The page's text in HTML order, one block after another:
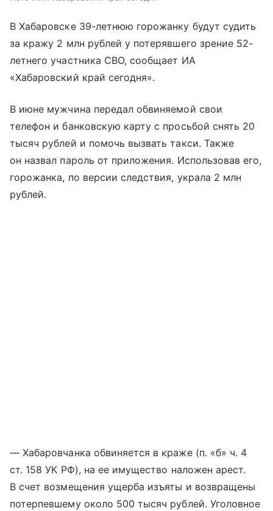
В Хабаровске 39-летнюю горожанку будут судить
за кражу 2 млн рублей у потерявшего зрение 52-
летнего участника СВО, сообщает ИА
«Хабаровский край сегодня».
В июне мужчина передал обвиняемой свои
телефон и банковскую карту с просьбой снять 20
тысяч рублей и помочь вызвать такси. Также
он назвал пароль от приложения. Использовав его,
горожанка, по версии следствия, украла 2 млн
рублей.
— Хабаровчанка обвиняется в краже (п. «б» ч. 4
ст. 158 УК РФ), на ее имущество наложен арест.
В счет возмещения ущерба изъяты и возвращены
потерпевшему около 500 тысяч рублей. Уголовное